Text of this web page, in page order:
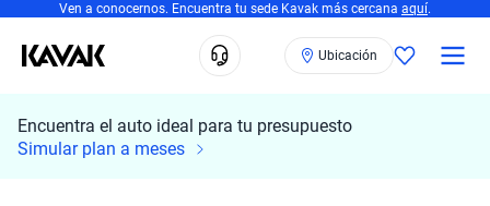
Ven a conocernos. Encuentra tu sede Kavak más cercana aquí.
Ubicación
Encuentra el auto ideal para tu presupuesto
Simular plan a meses